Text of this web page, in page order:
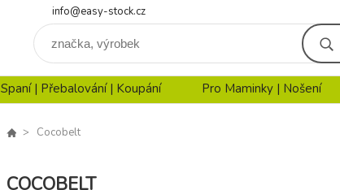
info@easy-stock.cz
Spaní | Přebalování | Koupání Pro Maminky | Nošení
Cocobelt
COCOBELT